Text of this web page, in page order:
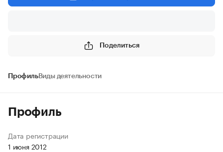
Поделиться
ПрофильВиды деятельности
Профиль
Дата регистрации
1 июня 2012